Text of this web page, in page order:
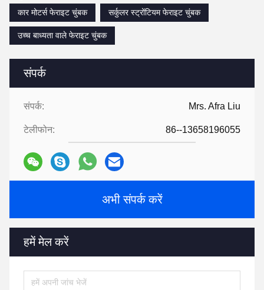
संपर्क
संपर्क: Mrs. Afra Liu
टेलीफोन: 86--13658196055
अभी संपर्क करें
हमें मेल करें
कार मोटर्स फेराइट चुंबक
सर्कुलर स्ट्रोंटियम फेराइट चुंबक
उच्च बाध्यता वाले फेराइट चुंबक